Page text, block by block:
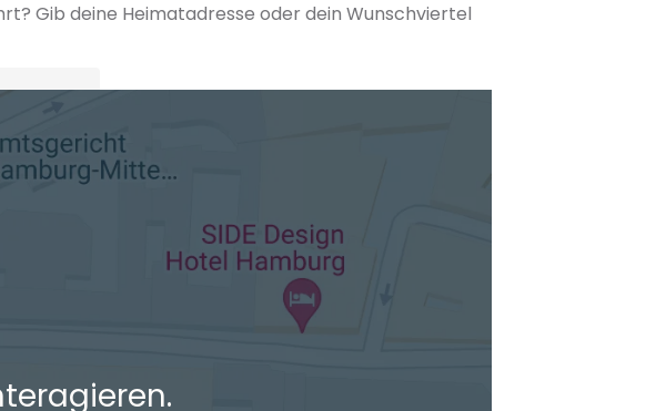
Gib deine Heimatadresse oder dein Wunschviertel
um 8:30.